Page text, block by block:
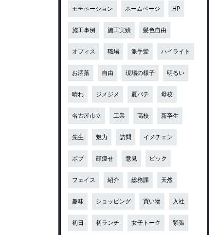
モチベーション ホームページ HP
施工事例 施工実績 髪色自由
オフィス 職場 派手髪 ハイライト
お洒落 自由 現場の様子 明るい
晴れ ジメジメ 夏バテ 母校
名古屋市立 工業 高校 新卒生
先生 魅力 訪問 イメチェン
ボブ 顔痩せ 意見 ビック
フェイス 紹介 総務課 天然
趣味 ショッピング 買い物 入社
初日 初ランチ 女子トーク 緊張